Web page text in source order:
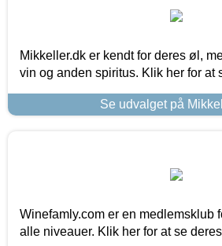
Mikkeller.dk er kendt for deres øl,
vin og anden spiritus. Klik her for at
Se udvalget på
Winefamly.com er en medlemsklub
alle niveauer. Klik her for at se